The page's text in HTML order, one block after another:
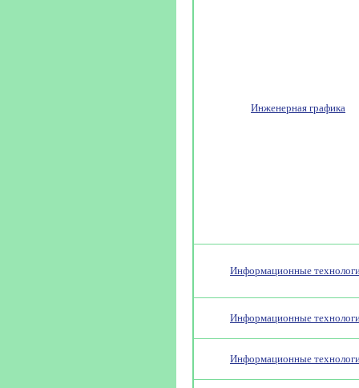
Инженерная графика
Информационные
Информационные
Информационные